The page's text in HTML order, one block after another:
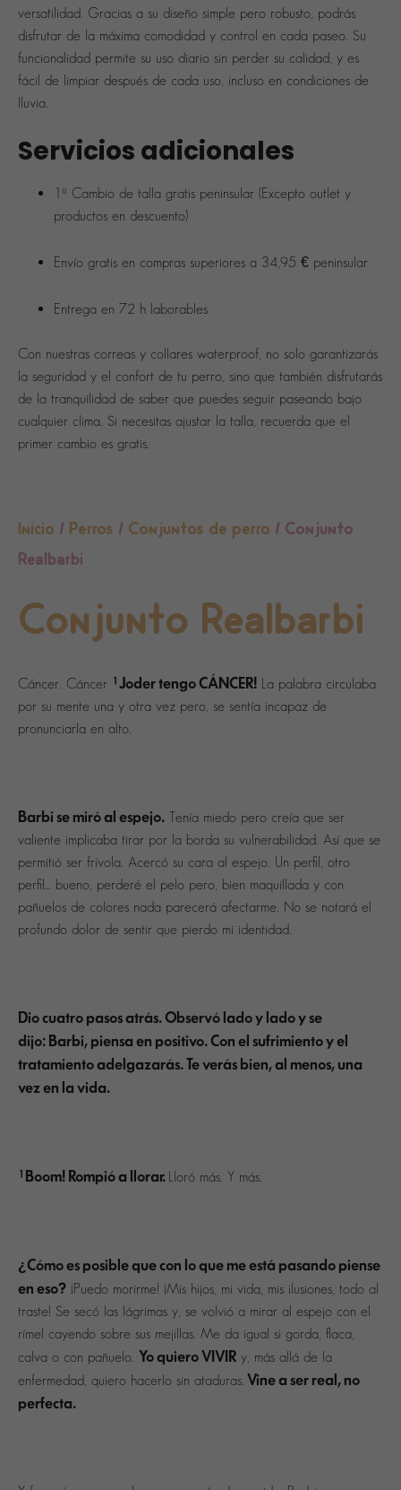
versatilidad. Gracias a su diseño simple pero robusto, podrás
disfrutar de la máxima comodidad y control en cada paseo. Su
funcionalidad permite su uso diario sin perder su calidad, y es
fácil de limpiar después de cada uso, incluso en condiciones de
lluvia.
Servicios adicionales
1º Cambio de talla gratis peninsular (Excepto outlet y
productos en descuento)
Envío gratis en compras superiores a 34,95 € peninsular
Entrega en 72 h laborables
Con nuestras correas y collares waterproof, no solo garantizarás
la seguridad y el confort de tu perro, sino que también disfrutarás
de la tranquilidad de saber que puedes seguir paseando bajo
cualquier clima. Si necesitas ajustar la talla, recuerda que el
primer cambio es gratis.
Inicio / Perros / Conjuntos de perro / Conjunto
Realbarbi
Conjunto Realbarbi
Cáncer. Cáncer ¡Joder tengo CÁNCER! La palabra circulaba
por su mente una y otra vez pero, se sentía incapaz de
pronunciarla en alto.
Barbi se miró al espejo. Tenía miedo pero creía que ser
valiente implicaba tirar por la borda su vulnerabilidad. Así que se
permitió ser frívola. Acercó su cara al espejo. Un perfil, otro
perfil… bueno, perderé el pelo pero, bien maquillada y con
pañuelos de colores nada parecerá afectarme. No se notará el
profundo dolor de sentir que pierdo mi identidad.
Dio cuatro pasos atrás. Observó lado y lado y se
dijo: Barbi, piensa en positivo. Con el sufrimiento y el
tratamiento adelgazarás. Te verás bien, al menos, una
vez en la vida.
¡Boom! Rompió a llorar. Lloró más. Y más.
¿Cómo es posible que con lo que me está pasando piense
en eso? ¡Puedo morirme! ¡Mis hijos, mi vida, mis ilusiones, todo al
traste! Se secó las lágrimas y, se volvió a mirar al espejo con el
rímel cayendo sobre sus mejillas. Me da igual si gorda, flaca,
calva o con pañuelo. Yo quiero VIVIR y, más allá de la
enfermedad, quiero hacerlo sin ataduras. Vine a ser real, no
perfecta.